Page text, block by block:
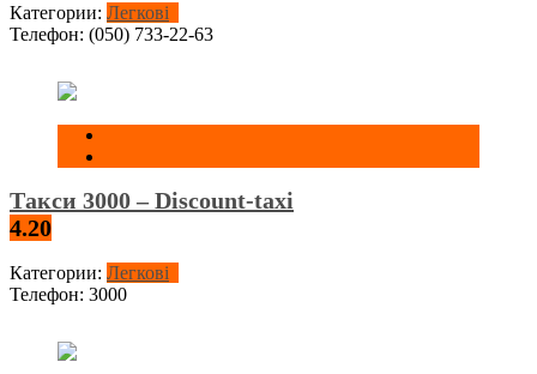
Категории: Легкові
Телефон: (050) 733-22-63
Такси 3000 – Discount-taxi
4.20
Категории: Легкові
Телефон: 3000